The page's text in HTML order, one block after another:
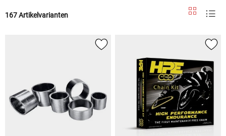
167 Artikelvarianten